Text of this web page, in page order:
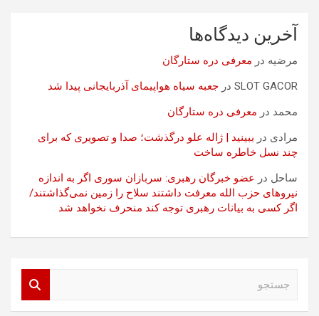
آخرین دیدگاه‌ها
مرضیه در معرفی دره ستارگان
SLOT GACOR در جعبه سیاه هواپیمای آذربایجانی پیدا شد
محمد در معرفی دره ستارگان
مرادی در ببینید | ژاله علو درگذشت؛ صدا و تصویری که برای
چند نسل خاطره ساخت
ساحل در عضو خبرگان رهبری: سربازان سوری اگر به اندازه
نیروهای حزب الله معرفت داشتند سلاح را زمین نمی‌گذاشتند/
اگر کسی به بیانات رهبری توجه کند منحرف نخواهد شد